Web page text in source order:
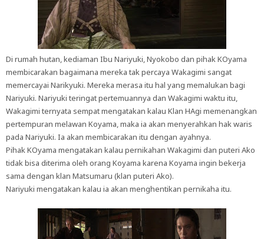
Di rumah hutan, kediaman Ibu Nariyuki, Nyokobo dan pihak KOyama
membicarakan bagaimana mereka tak percaya Wakagimi sangat
memercayai Narikyuki. Mereka merasa itu hal yang memalukan bagi
Nariyuki. Nariyuki teringat pertemuannya dan Wakagimi waktu itu,
Wakagimi ternyata sempat mengatakan kalau Klan HAgi memenangkan
pertempuran melawan Koyama, maka ia akan menyerahkan hak waris
pada Nariyuki. Ia akan membicarakan itu dengan ayahnya.
Pihak KOyama mengatakan kalau pernikahan Wakagimi dan puteri Ako
tidak bisa diterima oleh orang Koyama karena Koyama ingin bekerja
sama dengan klan Matsumaru (klan puteri Ako).
Nariyuki mengatakan kalau ia akan menghentikan pernikaha itu.